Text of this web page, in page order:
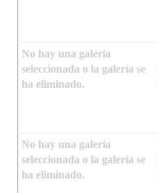
No hay una galería
seleccionada o la galería se
ha eliminado.
No hay una galería
seleccionada o la galería se
ha eliminado.